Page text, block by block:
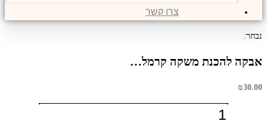
צרו קשר
נבחר:
אבקה להכנת משקה קרמל…
₪30.00
כמות